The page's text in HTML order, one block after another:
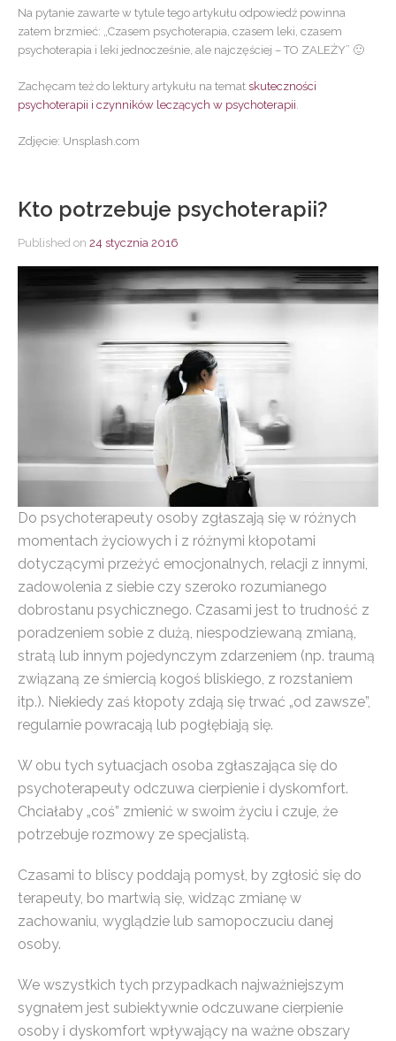
Na pytanie zawarte w tytule tego artykułu odpowiedź powinna
zatem brzmieć: „Czasem psychoterapia, czasem leki, czasem
psychoterapia i leki jednocześnie, ale najczęściej – TO ZALEŻY” 🙂
Zachęcam też do lektury artykułu na temat skuteczności
psychoterapii i czynników leczących w psychoterapii.
Zdjęcie: Unsplash.com
Kto potrzebuje psychoterapii?
Published on 24 stycznia 2016
Do psychoterapeuty osoby zgłaszają się w różnych
momentach życiowych i z różnymi kłopotami
dotyczącymi przeżyć emocjonalnych, relacji z innymi,
zadowolenia z siebie czy szeroko rozumianego
dobrostanu psychicznego. Czasami jest to trudność z
poradzeniem sobie z dużą, niespodziewaną zmianą,
stratą lub innym pojedynczym zdarzeniem (np. traumą
związaną ze śmiercią kogoś bliskiego, z rozstaniem
itp.). Niekiedy zaś kłopoty zdają się trwać „od zawsze”,
regularnie powracają lub pogłębiają się.
W obu tych sytuacjach osoba zgłaszająca się do
psychoterapeuty odczuwa cierpienie i dyskomfort.
Chciałaby „coś” zmienić w swoim życiu i czuje, że
potrzebuje rozmowy ze specjalistą.
Czasami to bliscy poddają pomysł, by zgłosić się do
terapeuty, bo martwią się, widząc zmianę w
zachowaniu, wyglądzie lub samopoczuciu danej
osoby.
We wszystkich tych przypadkach najważniejszym
sygnałem jest subiektywnie odczuwane cierpienie
osoby i dyskomfort wpływający na ważne obszary